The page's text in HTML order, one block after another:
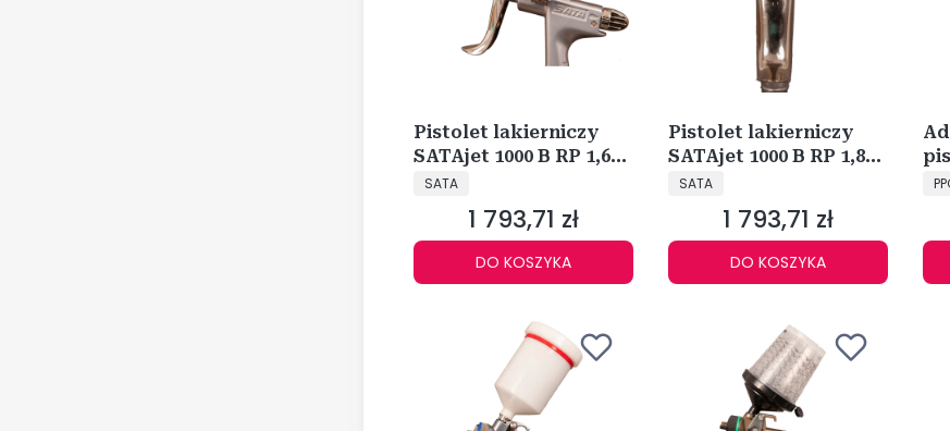
Pistolet lakierniczy
SATAjet 1000 B RP 1,6
149310
PRODUCENT
SATA
Cena
1 793,71 zł
DO KOSZYKA
Pistolet lakierniczy
SATAjet 1000 B RP 1,8
150391
PRODUCENT
SATA
Cena
1 793,71 zł
DO KOSZYKA